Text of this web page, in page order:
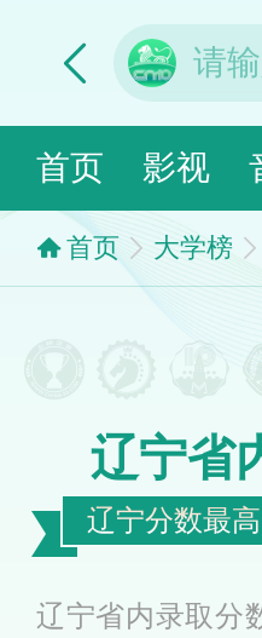
首页 影视
首页 大学榜
辽宁省
辽宁分数最
辽宁省内录取分